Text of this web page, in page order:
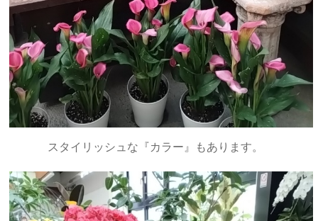
スタイリッシュな『カラー』もあります。